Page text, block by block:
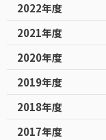
2022年度
2021年度
2020年度
2019年度
2018年度
2017年度